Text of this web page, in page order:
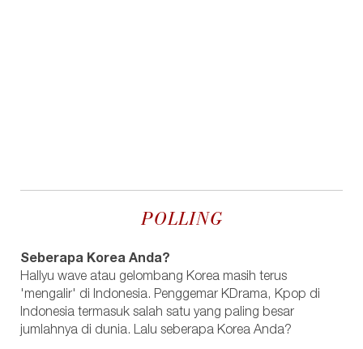
POLLING
Seberapa Korea Anda?
Hallyu wave atau gelombang Korea masih terus
'mengalir' di Indonesia. Penggemar KDrama, Kpop di
Indonesia termasuk salah satu yang paling besar
jumlahnya di dunia. Lalu seberapa Korea Anda?